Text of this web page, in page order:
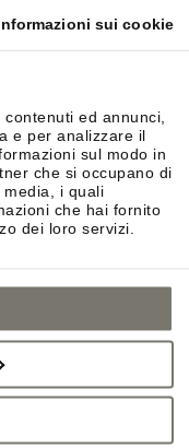
sui cookie
ed annunci,
e per analizzare il
sul modo in
che si occupano di
i quali
che hai fornito
dei loro servizi.
aver
o
delle
di una
e
mirata
il sito
tente